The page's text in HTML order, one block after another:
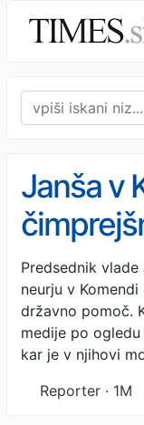
Janša v
pomoč
Predsednik
neurju v
državno pomoč.
medije po
kar je v njihovi
Reporter · 1M